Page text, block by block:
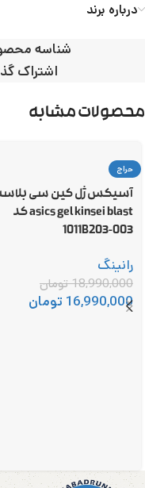
درباره برند
شناسه
اشتراک
محصولات مشابه
حراج
آسیکس ژل کین سی
asics gel kinsei blast کد
1011B203-003
رانینگ
18,990,000تومان
16,990,000 تومان